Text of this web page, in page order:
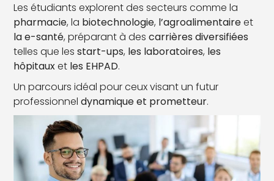
Les étudiants explorent des secteurs comme la
pharmacie, la biotechnologie, l’agroalimentaireet
la e-santé, préparant à descarrières diversifiées
telles que lesstart-ups, les laboratoires, les
hôpitauxet les EHPAD.
Un parcours idéal pour ceux visant un futur
professionneldynamique et prometteur.